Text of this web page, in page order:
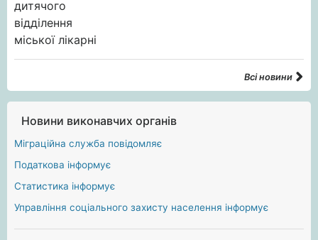
Всі новини
Новини виконавчих органів
Міграційна служба повідомляє
Податкова інформує
Статистика інформує
Управління соціального захисту населення інформує